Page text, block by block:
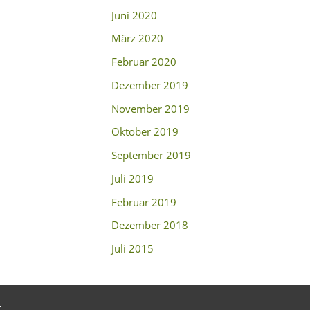
Juni 2020
März 2020
Februar 2020
Dezember 2019
November 2019
Oktober 2019
September 2019
Juli 2019
Februar 2019
Dezember 2018
Juli 2015